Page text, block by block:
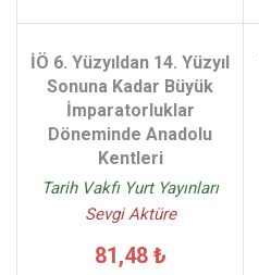
İÖ 6. Yüzyıldan 14. Yüzyıl
Sonuna Kadar Büyük
İmparatorluklar
Döneminde Anadolu
Kentleri
Tarih Vakfı Yurt Yayınları
Sevgi Aktüre
81,48 ₺